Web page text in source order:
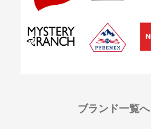
ブランド一覧へ